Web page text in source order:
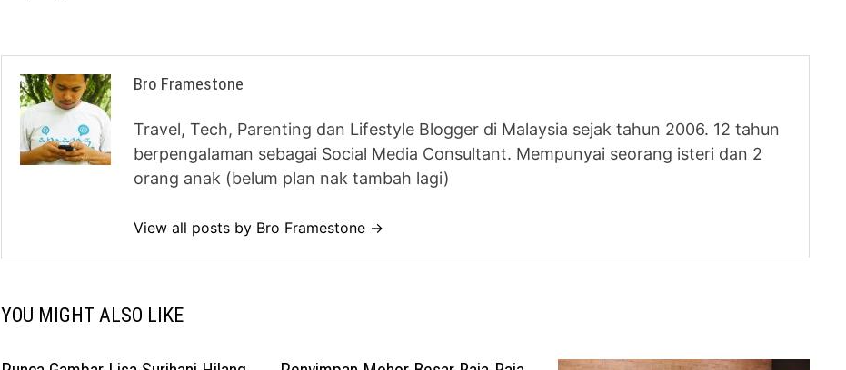
Bro Framestone
Travel, Tech, Parenting dan Lifestyle Blogger di Malaysia sejak tahun 2006. 12 tahun
berpengalaman sebagai Social Media Consultant. Mempunyai seorang isteri dan 2
orang anak (belum plan nak tambah lagi)
View all posts by Bro Framestone →
YOU MIGHT ALSO LIKE